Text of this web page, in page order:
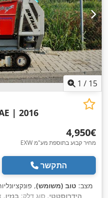
1 / 15
| 2016
‏4,950 ‏€
EXW מחיר קבוע בתוספת מע"מ
התקשר
מצב: טוב (משומש),
הידרוסטטי, סוג דלק: בנזין,